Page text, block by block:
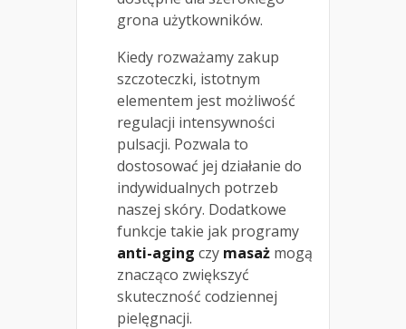
grona użytkowników.
Kiedy rozważamy zakup
szczoteczki, istotnym
elementem jest możliwość
regulacji intensywności
pulsacji. Pozwala to
dostosować jej działanie do
indywidualnych potrzeb
naszej skóry. Dodatkowe
funkcje takie jak programy
anti-aging czy masaż mogą
znacząco zwiększyć
skuteczność codziennej
pielęgnacji.